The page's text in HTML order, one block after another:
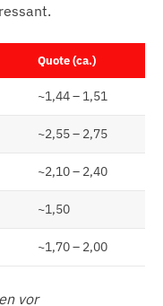
Quote (ca.)
~1,44 – 1,51
~2,55 – 2,75
~2,10 – 2,40
~1,50
~1,70 – 2,00
vor